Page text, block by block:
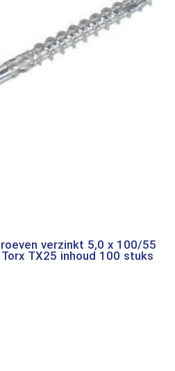
verzinkt 5,0 x 100/55
TX25 inhoud 100 stuks